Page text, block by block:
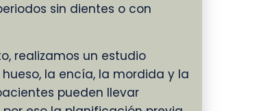
sin dientes o con
realizamos un estudio
la encía, la mordida y la
pueden llevar